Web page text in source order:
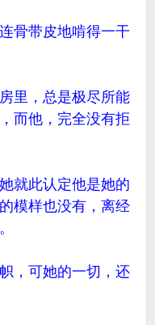
带皮地啃得一干
，总是极尽所能
而他，完全没有拒
此认定他是她的
模样也没有，离经
可她的一切，还